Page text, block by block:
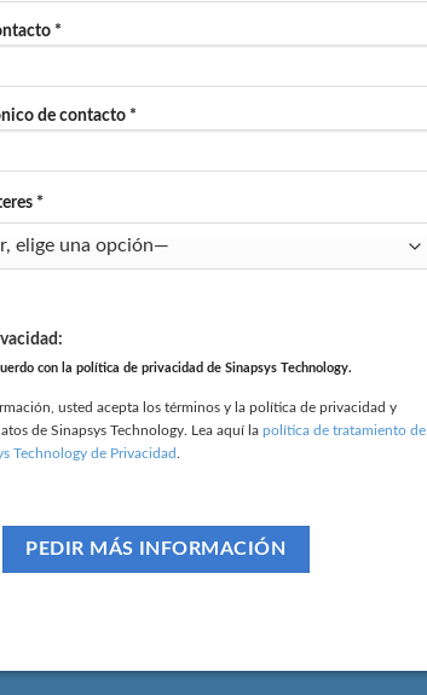
*
de contacto *
*
con la política de privacidad de Sinapsys Technology.
usted acepta los términos y la política de privacidad y
de Sinapsys Technology. Lea aquí la política de tratamiento de
Technology de Privacidad